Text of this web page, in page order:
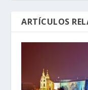
ARTÍCULOS